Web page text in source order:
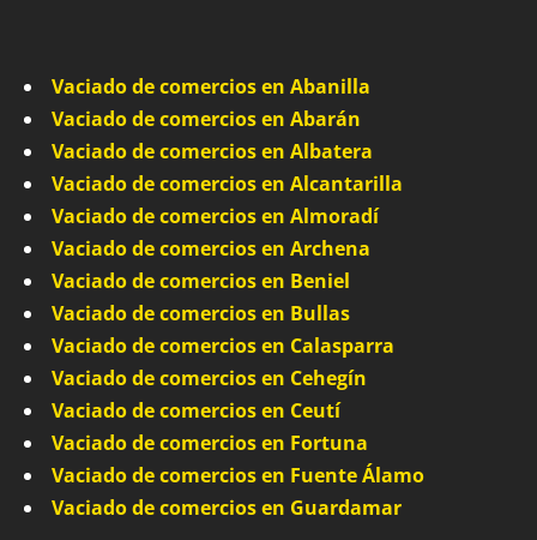
Vaciado de comercios en Abanilla
Vaciado de comercios en Abarán
Vaciado de comercios en Albatera
Vaciado de comercios en Alcantarilla
Vaciado de comercios en Almoradí
Vaciado de comercios en Archena
Vaciado de comercios en Beniel
Vaciado de comercios en Bullas
Vaciado de comercios en Calasparra
Vaciado de comercios en Cehegín
Vaciado de comercios en Ceutí
Vaciado de comercios en Fortuna
Vaciado de comercios en Fuente Álamo
Vaciado de comercios en Guardamar